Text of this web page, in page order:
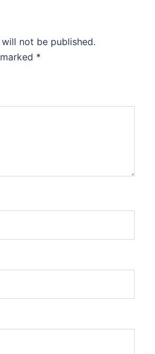
not be published.
*